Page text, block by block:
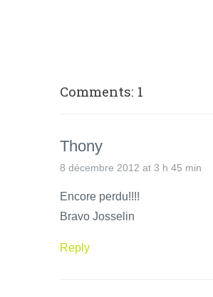
Comments: 1
Thony
8 décembre 2012 at 3 h 45 min
Encore perdu!!!!
Bravo Josselin
Reply